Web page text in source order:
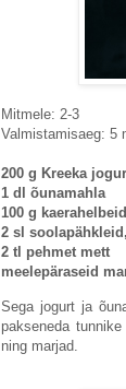
Mitmele: 2-3
Valmistamisaeg: 5
200 g Kreeka
1 dl õunamahla
100 g kaerahelbeid
2 sl
2 tl pehmet mett
meelepäraseid
Sega jogurt ja
pakseneda
ning marjad.